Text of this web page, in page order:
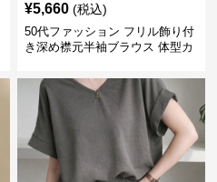
¥5,660 (税込)
50代ファッション フリル飾り付
き深め襟元半袖ブラウス 体型カ